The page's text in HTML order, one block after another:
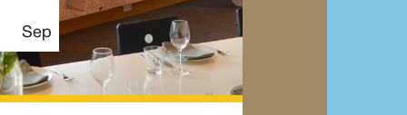
Sep